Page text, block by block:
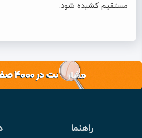
مستقیم کشیده شود.
راهنما